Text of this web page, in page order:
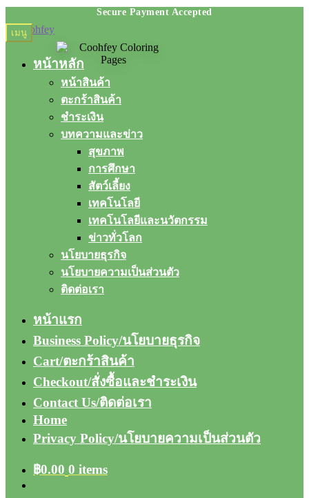
Skip
to
Skip
to
เมนู
หน้าหลัก
หน้าสินค้า
ตะกร้าสินค้า
ชำระเงิน
บทความและข่าว
สุขภาพ
การศึกษา
สัตว์เลี้ยง
เทคโนโลยี
เทคโนโลยีและนวัตกรรม
ข่าวทั่วโลก
นโยบายธุรกิจ
นโยบายความเป็นส่วนตัว
ติดต่อเรา
หน้าแรก
Business Policy/นโยบายธุรกิจ
Cart/ตะกร้าสินค้า
Checkout/สั่งซื้อและชำระเงิน
Contact Us/ติดต่อเรา
Home
Privacy Policy/นโยบายความเป็นส่วนตัว
฿0.00 0 items